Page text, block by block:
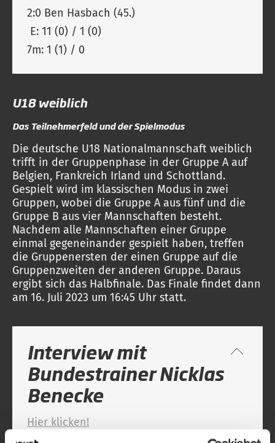
2:0 Ben Hasbach (45.)
E: 11 (0) / 1 (0)
7m: 1 (1) / 0
U18 weiblich
Das Teilnehmerfeld und der Spielmodus
Die deutsche U18 Nationalmannschaft weiblich
trifft in der Gruppenphase in der Gruppe A auf
Belgien, Frankreich Irland und Schottland.
Gespielt wird im klassischen Modus in zwei
Gruppen, wobei die Gruppe A aus fünf und die
Gruppe B aus vier Mannschaften besteht.
Nachdem alle Mannschaften einer Gruppe
einmal gegeneinander gespielt haben, treffen
die Gruppenersten der einen Gruppe auf die
Gruppenzweiten der anderen Gruppe. Daraus
ergibt sich das Halbfinale. Das Finale findet dann
am 16. Juli 2023 um 16:45 Uhr statt.
Interview mit
Bundestrainer Nicklas
Benecke
Hier klicken!